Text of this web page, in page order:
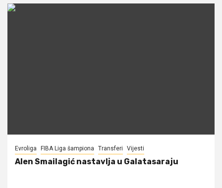
Evroliga FIBA Liga šampiona Transferi Vijesti
Alen Smailagić nastavlja u Galatasaraju